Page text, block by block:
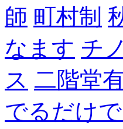
師 町村制
なます チ
ス 二階堂
でるだけ